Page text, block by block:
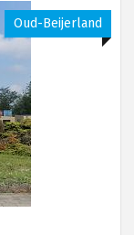
Oud-Beijerland